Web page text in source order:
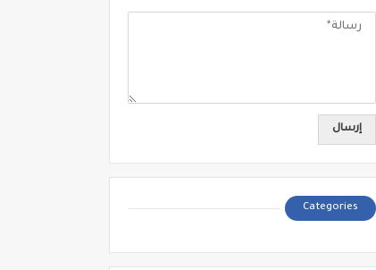
Categories